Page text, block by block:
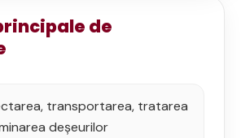
de
transportarea, tratarea
deșeurilor